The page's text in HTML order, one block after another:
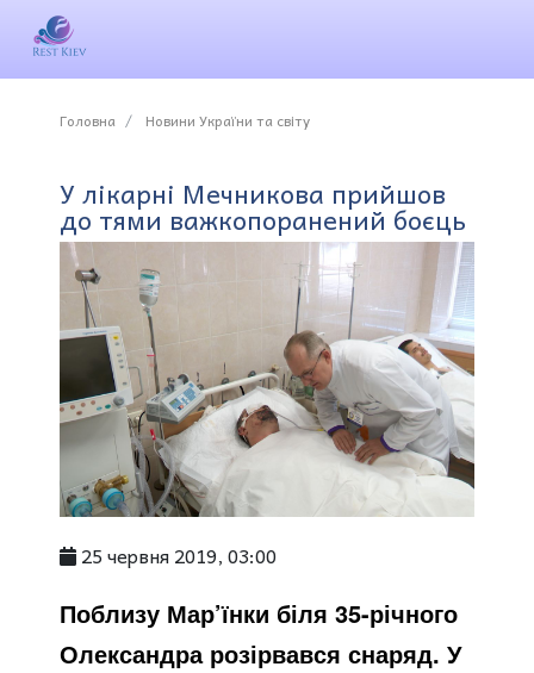
Головна Новини України та світу
У лікарні Мечникова прийшов
до тями важкопоранений боєць
25 червня 2019, 03:00
Поблизу Мар’їнки біля 35-річного
Олександра розірвався снаряд. У